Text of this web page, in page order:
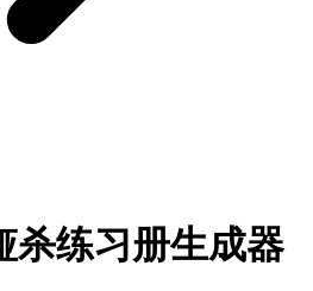
杀练习册生成器